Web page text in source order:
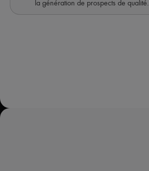
la génération de prospects de qualité.